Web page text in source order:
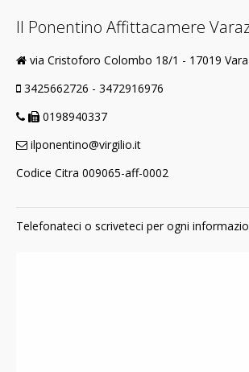
Il Ponentino Affittacamere
via Cristoforo Colombo 18/1 - 17019
3425662726 - 3472916976
0198940337
ilponentino@virgilio.it
Codice Citra 009065-aff-0002
Telefonateci o scriveteci per ogni